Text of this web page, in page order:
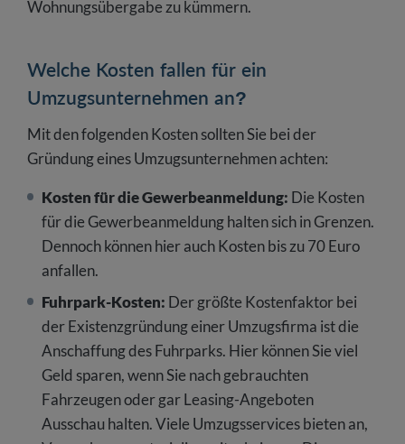
Wohnungsübergabe zu kümmern.
Welche Kosten fallen für ein
Umzugsunternehmen an?
Mit den folgenden Kosten sollten Sie bei der
Gründung eines Umzugsunternehmen achten:
Kosten für die Gewerbeanmeldung: Die Kosten
für die Gewerbeanmeldung halten sich in Grenzen.
Dennoch können hier auch Kosten bis zu 70 Euro
anfallen.
Fuhrpark-Kosten: Der größte Kostenfaktor bei
der Existenzgründung einer Umzugsfirma ist die
Anschaffung des Fuhrparks. Hier können Sie viel
Geld sparen, wenn Sie nach gebrauchten
Fahrzeugen oder gar Leasing-Angeboten
Ausschau halten. Viele Umzugsservices bieten an,